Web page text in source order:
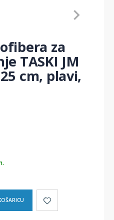
za
TASKI JM
cm, plavi,